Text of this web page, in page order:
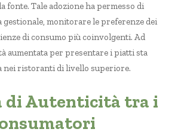
fonte. Tale adozione ha permesso di
gestionale, monitorare le preferenze dei
di consumo più coinvolgenti. Ad
aumentata per presentare i piatti sta
nei ristoranti di livello superiore.
di Autenticità tra i